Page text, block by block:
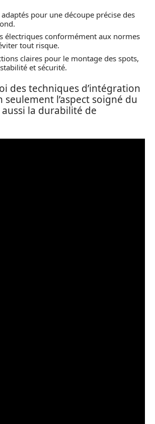
pour une découpe précise des
électriques conformément aux normes
tout risque.
claires pour le montage des spots,
et sécurité.
des techniques d’intégration
l’aspect soigné du
la durabilité de